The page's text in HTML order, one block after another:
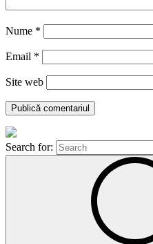
Nume *
Email *
Site web
Search for: